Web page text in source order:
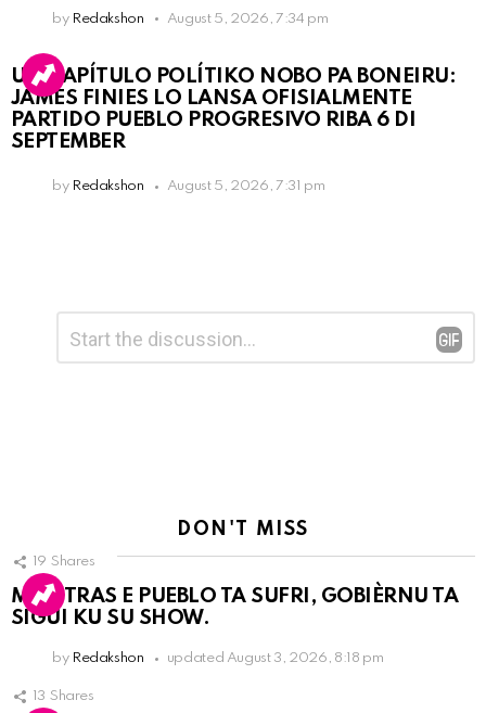
by Redakshon August 5, 2026, 7:34 pm
UN KAPÍTULO POLÍTIKO NOBO PA BONEIRU:
JAMES FINIES LO LANSA OFISIALMENTE
PARTIDO PUEBLO PROGRESIVO RIBA 6 DI
SEPTEMBER
by Redakshon August 5, 2026, 7:31 pm
Reply
DON'T MISS
19 Shares
MIENTRAS E PUEBLO TA SUFRI, GOBIÈRNU TA
SIGUI KU SU SHOW.
by Redakshon updated August 3, 2026, 8:18 pm
13 Shares